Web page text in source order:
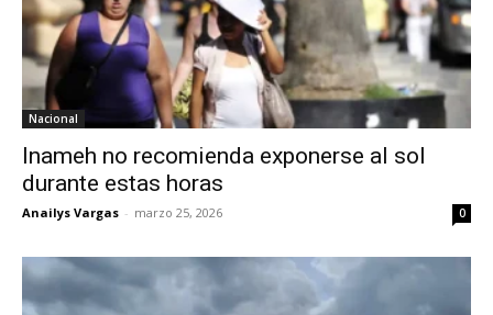
Nacional
Inameh no recomienda exponerse al sol
durante estas horas
Anailys Vargas - marzo 25, 2026 0